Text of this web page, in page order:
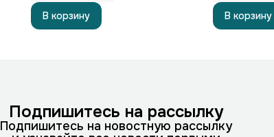
В корзину В корзину
Подпишитесь на рассылку
Подпишитесь на новостную рассылку